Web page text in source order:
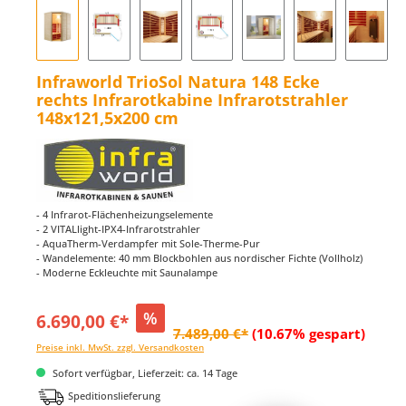
Infraworld TrioSol Natura 148 Ecke
rechts Infrarotkabine Infrarotstrahler
148x121,5x200 cm
- 4 Infrarot-Flächenheizungselemente
- 2 VITALlight-IPX4-Infrarotstrahler
- AquaTherm-Verdampfer mit Sole-Therme-Pur
- Wandelemente: 40 mm Blockbohlen aus nordischer Fichte (Vollholz)
- Moderne Eckleuchte mit Saunalampe
6.690,00 €* %
7.489,00 €* (10.67% gespart)
Preise inkl. MwSt. zzgl. Versandkosten
Sofort verfügbar, Lieferzeit: ca. 14 Tage
Speditionslieferung